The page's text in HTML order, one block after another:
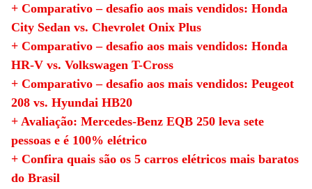
+ Comparativo – desafio aos mais vendidos: Honda
City Sedan vs. Chevrolet Onix Plus
+ Comparativo – desafio aos mais vendidos: Honda
HR-V vs. Volkswagen T-Cross
+ Comparativo – desafio aos mais vendidos: Peugeot
208 vs. Hyundai HB20
+ Avaliação: Mercedes-Benz EQB 250 leva sete
pessoas e é 100% elétrico
+ Confira quais são os 5 carros elétricos mais baratos
do Brasil